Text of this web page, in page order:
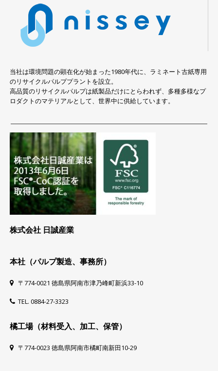
当社は環境問題の顕在化が始まった1980年代に、ラミネート古紙専用
のリサイクルパルププラントを設立。
高品質のリサイクルパルプは紙製品だけにとらわれず、多種多様なプ
ロダクトのマテリアルとして、世界中に供給しています。
株式会社 日誠産業
本社（パルプ製造、事務所）
〒774-0021 徳島県阿南市津乃峰町新浜33-10
TEL. 0884-27-3323
橘工場（材料受入、加工、保管）
〒774-0023 徳島県阿南市橘町南新田10-29